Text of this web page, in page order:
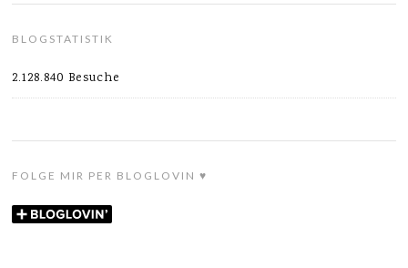
BLOGSTATISTIK
2.128.840 Besuche
FOLGE MIR PER BLOGLOVIN ♥